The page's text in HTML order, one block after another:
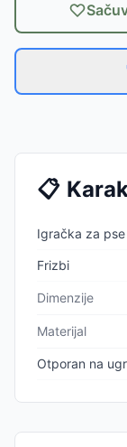
📋
Igračka za pse
Frizbi
Dimenzije
Materijal
Otporan na